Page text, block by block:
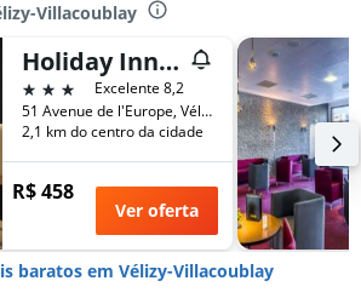
Villacoublay
Holiday Inn Express Paris - Velizy By IHG
3 estrelasExcelente 8,2
51 Avenue de l'Europe, Vélizy-Villacoublay, Yvelines, França
2,1 km do centro da cidade
R$ 458
Ver oferta
baratos em Vélizy-Villacoublay